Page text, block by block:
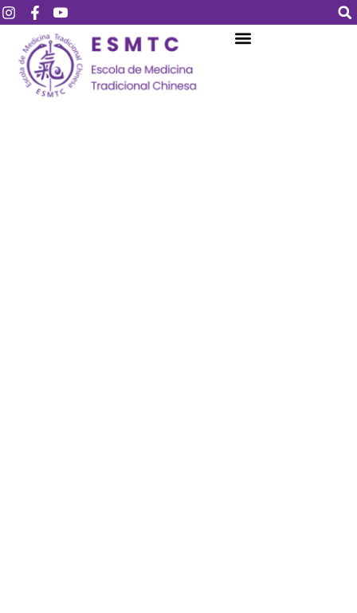
Login Assinar
Login